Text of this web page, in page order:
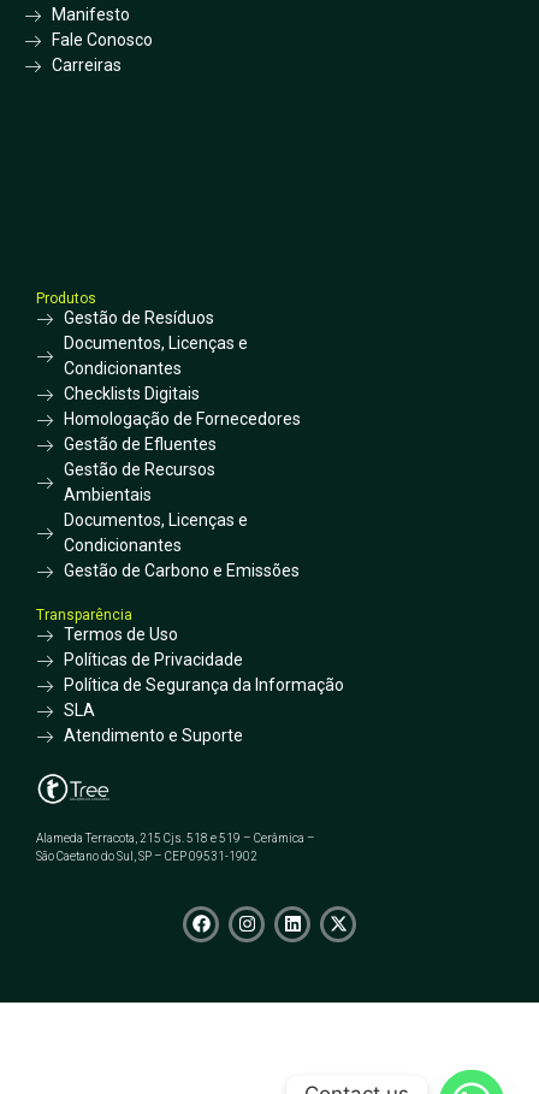
Manifesto
Fale Conosco
Carreiras
Produtos
Gestão de Resíduos
Documentos, Licenças e
Condicionantes
Checklists Digitais
Homologação de Fornecedores
Gestão de Efluentes
Gestão de Recursos
Ambientais
Documentos, Licenças e
Condicionantes
Gestão de Carbono e Emissões
Transparência
Termos de Uso
Políticas de Privacidade
Política de Segurança da Informação
SLA
Atendimento e Suporte
Alameda Terracota, 215 Cjs. 518 e 519 – Cerâmica –
São Caetano do Sul, SP – CEP 09531-1902